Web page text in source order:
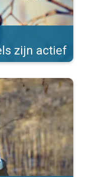
zijn actief
meer bomen bloeien. . .